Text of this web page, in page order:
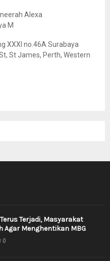
Alexa
M
XXXI no.46A Surabaya
St James, Perth, Western
Terjadi, Masyarakat
Agar Menghentikan MBG
0